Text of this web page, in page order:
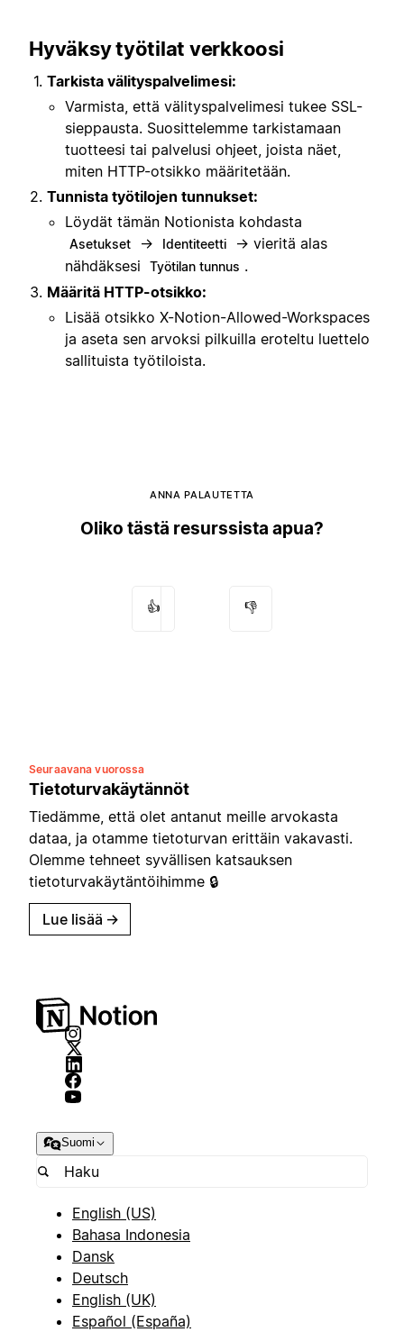
Hyväksy työtilat verkkoosi
Tarkista välityspalvelimesi:
Varmista, että välityspalvelimesi tukee SSL-
sieppausta. Suosittelemme tarkistamaan
tuotteesi tai palvelusi ohjeet, joista näet,
miten HTTP-otsikko määritetään.
Tunnista työtilojen tunnukset:
Löydät tämän Notionista kohdasta
Asetukset → Identiteetti
→ vieritä alas
nähdäksesi
Työtilan tunnus .
Määritä HTTP-otsikko:
Lisää otsikko X-Notion-Allowed-Workspaces
ja aseta sen arvoksi pilkuilla eroteltu luettelo
sallituista työtiloista.
ANNA PALAUTETTA
Oliko tästä resurssista apua?
👍 👎
Seuraavana vuorossa
Tietoturvakäytännöt
Tiedämme, että olet antanut meille arvokasta
dataa, ja otamme tietoturvan erittäin vakavasti.
Olemme tehneet syvällisen katsauksen
tietoturvakäytäntöihimme 🔒
Lue lisää →
Suomi
English (US)
Bahasa Indonesia
Dansk
Deutsch
English (UK)
Español (España)